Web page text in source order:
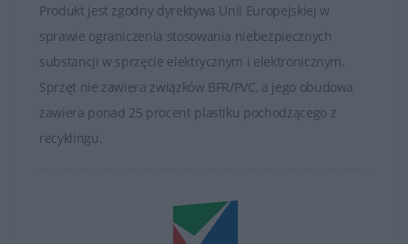
Produkt jest zgodny dyrektywa Unii Europejskiej w
sprawie ograniczenia stosowania niebezpiecznych
substancji w sprzęcie elektrycznym i elektronicznym.
Sprzęt nie zawiera związków BFR/PVC, a jego obudowa
zawiera ponad 25 procent plastiku pochodzącego z
recyklingu.